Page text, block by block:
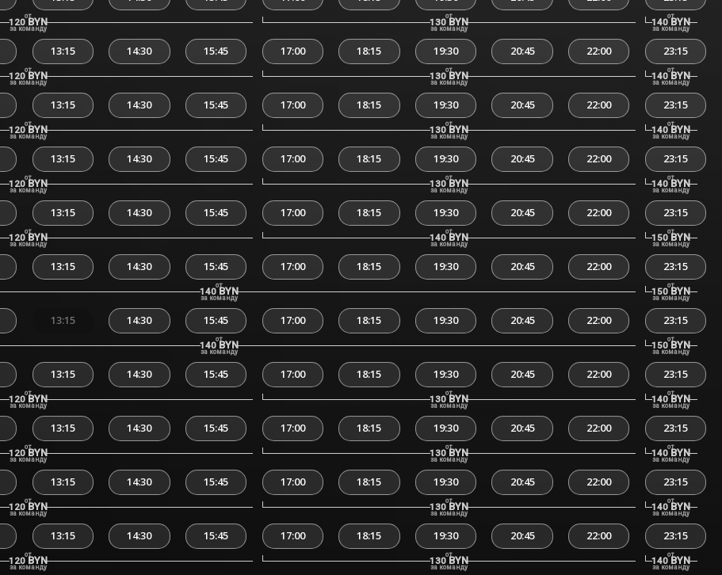
от
120BYN
за команду
от
130 BYN
за команду
от
140 BYN
за команду
13:15 14:30 15:45 17:00 18:15 19:30 20:45 22:00 23:15
от
120BYN
за команду
от
130 BYN
за команду
от
140 BYN
за команду
13:15 14:30 15:45 17:00 18:15 19:30 20:45 22:00 23:15
от
120BYN
за команду
от
130 BYN
за команду
от
140 BYN
за команду
13:15 14:30 15:45 17:00 18:15 19:30 20:45 22:00 23:15
от
120BYN
за команду
от
130 BYN
за команду
от
140 BYN
за команду
13:15 14:30 15:45 17:00 18:15 19:30 20:45 22:00 23:15
от
120BYN
за команду
от
140 BYN
за команду
от
150 BYN
за команду
13:15 14:30 15:45 17:00 18:15 19:30 20:45 22:00 23:15
от
140 BYN
за команду
от
150 BYN
за команду
13:15 14:30 15:45 17:00 18:15 19:30 20:45 22:00 23:15
от
140 BYN
за команду
от
150 BYN
за команду
13:15 14:30 15:45 17:00 18:15 19:30 20:45 22:00 23:15
от
120BYN
за команду
от
130 BYN
за команду
от
140 BYN
за команду
13:15 14:30 15:45 17:00 18:15 19:30 20:45 22:00 23:15
от
120BYN
за команду
от
130 BYN
за команду
от
140 BYN
за команду
13:15 14:30 15:45 17:00 18:15 19:30 20:45 22:00 23:15
от
120BYN
за команду
от
130 BYN
за команду
от
140 BYN
за команду
13:15 14:30 15:45 17:00 18:15 19:30 20:45 22:00 23:15
от
120BYN
за команду
от
130 BYN
за команду
от
140 BYN
за команду